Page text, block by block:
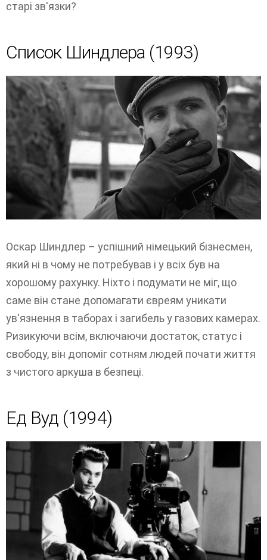
старі зв'язки?
Список Шиндлера (1993)
Оскар Шиндлер – успішний німецький бізнесмен,
який ні в чому не потребував і у всіх був на
хорошому рахунку. Ніхто і подумати не міг, що
саме він стане допомагати євреям уникати
ув'язнення в таборах і загибель у газових камерах.
Ризикуючи всім, включаючи достаток, статус і
свободу, він допоміг сотням людей почати життя
з чистого аркуша в безпеці.
Ед Вуд (1994)